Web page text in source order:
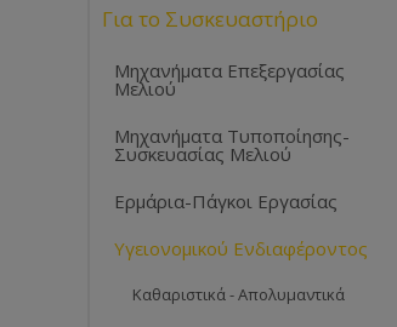
Για το Συσκευαστήριο
Μηχανήματα Επεξεργασίας
Μελιού
Μηχανήματα Τυποποίησης-
Συσκευασίας Μελιού
Ερμάρια-Πάγκοι Εργασίας
Υγειονομικού Ενδιαφέροντος
Καθαριστικά - Απολυμαντικά